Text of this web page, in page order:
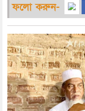
ফলো করুন-